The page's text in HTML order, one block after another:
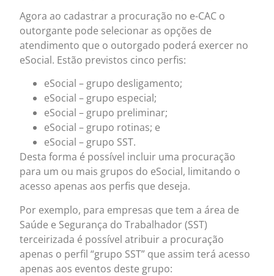
Agora ao cadastrar a procuração no e-CAC o
outorgante pode selecionar as opções de
atendimento que o outorgado poderá exercer no
eSocial. Estão previstos cinco perfis:
eSocial – grupo desligamento;
eSocial – grupo especial;
eSocial – grupo preliminar;
eSocial – grupo rotinas; e
eSocial – grupo SST.
Desta forma é possível incluir uma procuração
para um ou mais grupos do eSocial, limitando o
acesso apenas aos perfis que deseja.
Por exemplo, para empresas que tem a área de
Saúde e Segurança do Trabalhador (SST)
terceirizada é possível atribuir a procuração
apenas o perfil “grupo SST” que assim terá acesso
apenas aos eventos deste grupo: